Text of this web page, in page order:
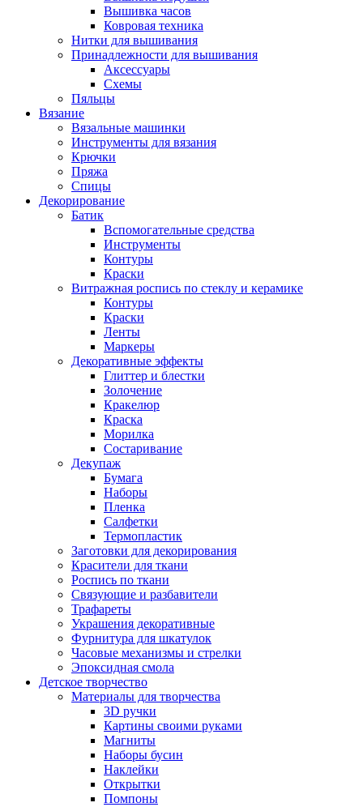
Вышивка часов
Ковровая техника
Нитки для вышивания
Принадлежности для вышивания
Аксессуары
Схемы
Пяльцы
Вязание
Вязальные машинки
Инструменты для вязания
Крючки
Пряжа
Спицы
Декорирование
Батик
Вспомогательные средства
Инструменты
Контуры
Краски
Витражная роспись по стеклу и керамике
Контуры
Краски
Ленты
Маркеры
Декоративные эффекты
Глиттер и блестки
Золочение
Кракелюр
Краска
Морилка
Состаривание
Декупаж
Бумага
Наборы
Пленка
Салфетки
Термопластик
Заготовки для декорирования
Красители для ткани
Роспись по ткани
Связующие и разбавители
Трафареты
Украшения декоративные
Фурнитура для шкатулок
Часовые механизмы и стрелки
Эпоксидная смола
Детское творчество
Материалы для творчества
3D ручки
Картины своими руками
Магниты
Наборы бусин
Наклейки
Открытки
Помпоны